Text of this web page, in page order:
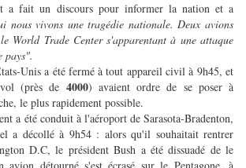
a fait un discours pour informer la nation et a
nous vivons une tragédie nationale. Deux avions
World Trade Center s'apparentant à une attaque
pays".
Unis a été fermé à tout appareil civil à 9h45, et
(près de 4000) avaient ordre de se poser à
le plus rapidement possible.
a été conduit à l'aéroport de Sarasota-Bradenton,
a décollé à 9h54 : alors qu'il souhaitait rentrer
D.C, le président Bush a été dissuadé de le